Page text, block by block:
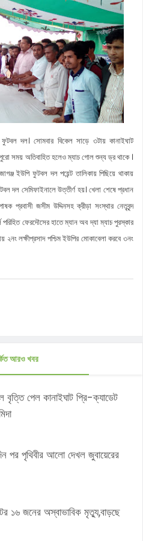
দল। সোমবার বিকেল সাড়ে ৩টায় কানাইঘাট
সময় অতিবাহিত হলেও ম্যাচ গোল শুন্য ড্র থাকে ।
ইউপি ফুটবল দল পয়েন্ট তালিকায় পিছিয়ে থাকায়
দল সেমিফাইনালে উত্তীর্ণ হয়। খেলা শেষে প্রধান
প্রবাসী জসীম উদ্দিনসহ ক্রীড়া সংস্থার নেতৃবৃন্দ
ফেরদৌসের হাতে ম্যান অব দ্যা ম্যাচ পুরস্কার
২নং লক্ষীপ্রসাদ পশ্চিম ইউপির মোকাবেলা করবে ৩নং
আরও খবর
বৃত্তি পেল কানাইঘাট প্রি-ক্যাডেট
পর পৃথিবীর আলো দেখল জুবায়েরের
১৬ জনের অস্বাভাবিক মৃত্যু,বাড়ছে